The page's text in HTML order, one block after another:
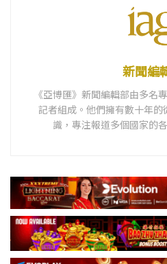
新聞編
《亞博匯》新聞編輯部由多名
記者組成。他們擁有數十年
識，專注報道多個國家的